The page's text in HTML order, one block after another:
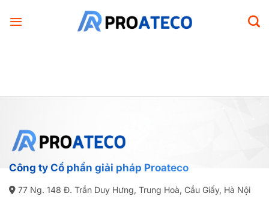
qua
Công ty Cổ phần giải pháp Proateco
77 Ng. 148 Đ. Trần Duy Hưng, Trung Hoà, Cầu Giấy, Hà Nội